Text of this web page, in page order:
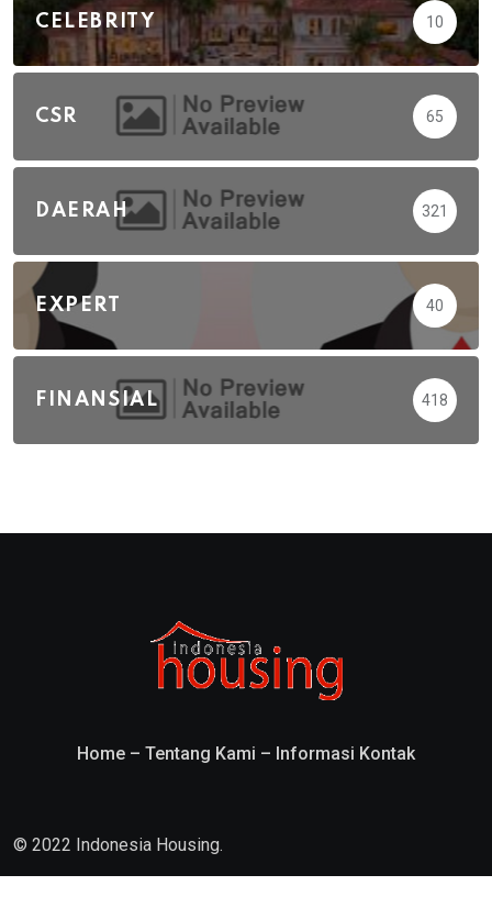
CELEBRITY 10
CSR 65
DAERAH 321
EXPERT 40
FINANSIAL 418
Home – Tentang Kami – Informasi Kontak
© 2022 Indonesia Housing.